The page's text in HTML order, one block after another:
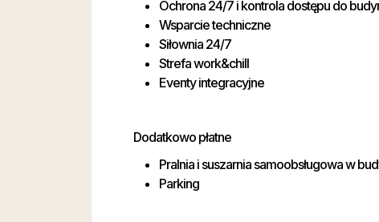
Ochrona 24/7 i kontrola dostępu do
Wsparcie techniczne
Siłownia 24/7
Strefa work&chill
Eventy integracyjne
Dodatkowo płatne
Pralnia i suszarnia samoobsługowa w
Parking